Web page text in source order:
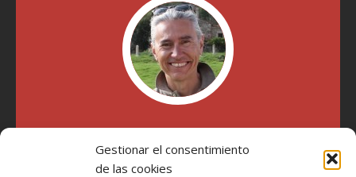
Gestionar el consentimiento
de las cookies
"Soy Manel Hospido, nací en Valencia en 1969 y desde el
año 2007 he escrito sobre motos en distintos medios.
Millatrece.com es una apuesta por escribir sobre lo que me